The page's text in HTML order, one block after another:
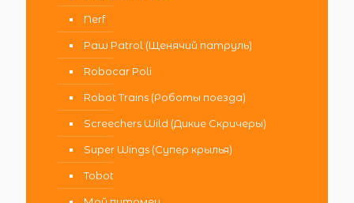
Nerf
Paw Patrol (Щенячий патруль)
Robocar Poli
Robot Trains (Роботы поезда)
Screechers Wild (Дикие Скричеры)
Super Wings (Супер крылья)
Tobot